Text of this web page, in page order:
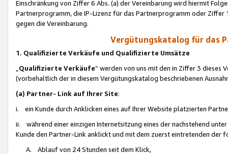
Einschränkung von Ziffer 6 Abs. (a) der Vereinbarung wird hiermit
Partnerprogramm, die IP-Lizenz für das Partnerprogramm oder
gegen die Vereinbarung.
Vergütungskatalog für das
1. Qualifizierte Verkäufe und Qualifizierte Umsätze
Qualifizierte Verkäufe“ werden von uns mit den in Ziffer 3
(vorbehaltlich der in diesem Vergütungskatalog beschriebenen
(a) Partner- Link auf Ihrer Site:
i. ein Kunde durch Anklicken eines auf Ihrer Website platzierten
ii. während einer einzigen Internetsitzung eines der nachstehend
Kunde den Partner-Link anklickt und mit dem zuerst eintretenden der
A. Ablauf von 24 Stunden seit dem Klick,